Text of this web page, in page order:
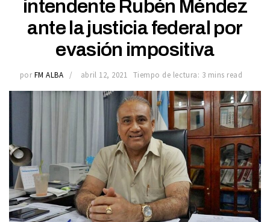
intendente Rubén Méndez
ante la justicia federal por
evasión impositiva
por FM ALBA abril 12, 2021 Tiempo de lectura: 3 mins read